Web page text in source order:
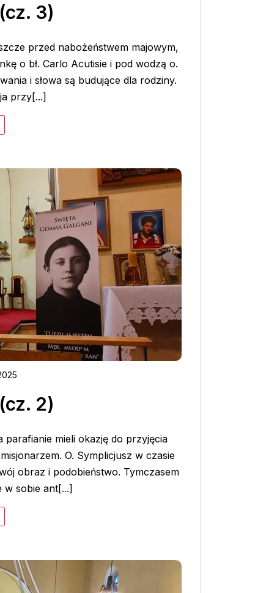
3)
przed nabożeństwem majowym,
o bł. Carlo Acutisie i pod wodzą o.
i słowa są budujące dla rodziny.
przy[...]
2)
parafianie mieli okazję do przyjęcia
O. Symplicjusz w czasie
obraz i podobieństwo. Tymczasem
w sobie ant[...]